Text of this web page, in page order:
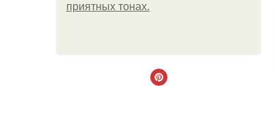
приятных тонах.